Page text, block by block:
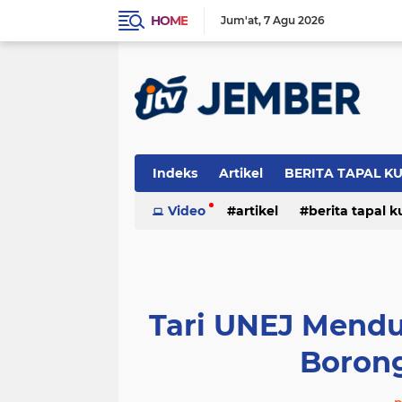
HOME Jum'at 7 Agu 2026
Indeks Artikel BERITA TAPAL
PERISTIWA
Video artikel berita tapal
Tari UNEJ